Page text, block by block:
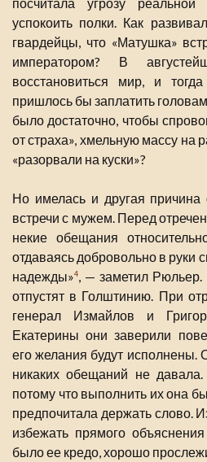
успокоить полки. Как
гвардейцы, что «Матушка»
императором? В
восстановиться мир, и
пришлось бы заплатить
было достаточно, чтобы
от страха», хмельную массу на
«разорвали на куски»?
Но имелась и другая причина
встречи с мужем. Перед
некие обещания
отдаваясь добровольно в руки
надежды»4
, — заметил Рюльер.
отпустят в Голштинию. При
генерал Измайлов и
Екатерины они заверили
его желания будут исполнены.
никаких обещаний не
потому что выполнить их она
предпочитала держать слово.
избежать прямого
было ее кредо, хорошо